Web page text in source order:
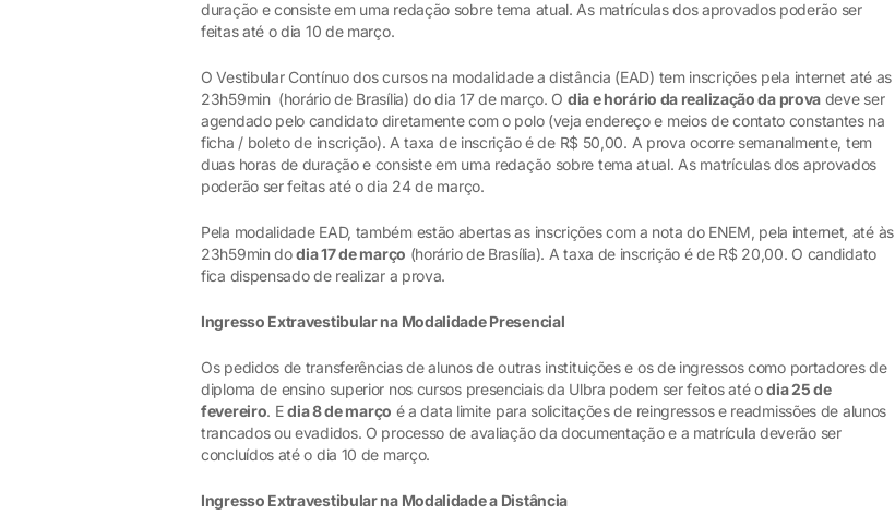
duração e consiste em uma redação sobre tema atual. As matrículas dos aprovados poderão ser
feitas até o dia 10 de março.
O Vestibular Contínuo dos cursos na modalidade a distância (EAD) tem inscrições pela internet até as
23h59min (horário de Brasília) do dia 17 de março. O dia e horário da realização da prova deve ser
agendado pelo candidato diretamente com o polo (veja endereço e meios de contato constantes na
ficha / boleto de inscrição). A taxa de inscrição é de R$ 50,00. A prova ocorre semanalmente, tem
duas horas de duração e consiste em uma redação sobre tema atual. As matrículas dos aprovados
poderão ser feitas até o dia 24 de março.
Pela modalidade EAD, também estão abertas as inscrições com a nota do ENEM, pela internet, até às
23h59min dodia 17 de março (horário de Brasília). A taxa de inscrição é de R$ 20,00. O candidato
fica dispensado de realizar a prova.
Ingresso Extravestibular na Modalidade Presencial
Os pedidos de transferências de alunos de outras instituições e os de ingressos como portadores de
diploma de ensino superior nos cursos presenciais da Ulbra podem ser feitos até odia 25 de
fevereiro. Edia 8 de março é a data limite para solicitações de reingressos e readmissões de alunos
trancados ou evadidos. O processo de avaliação da documentação e a matrícula deverão ser
concluídos até o dia 10 de março.
Ingresso Extravestibular na Modalidade a Distância